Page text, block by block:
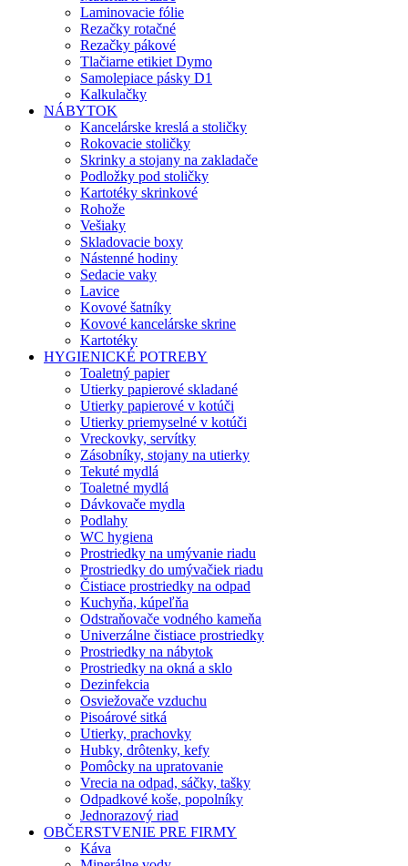
Laminovacie fólie
Rezačky rotačné
Rezačky pákové
Tlačiarne etikiet Dymo
Samolepiace pásky D1
Kalkulačky
NÁBYTOK
Kancelárske kreslá a stoličky
Rokovacie stoličky
Skrinky a stojany na zakladače
Podložky pod stoličky
Kartotéky skrinkové
Rohože
Vešiaky
Skladovacie boxy
Nástenné hodiny
Sedacie vaky
Lavice
Kovové šatníky
Kovové kancelárske skrine
Kartotéky
HYGIENICKÉ POTREBY
Toaletný papier
Utierky papierové skladané
Utierky papierové v kotúči
Utierky priemyselné v kotúči
Vreckovky, servítky
Zásobníky, stojany na utierky
Tekuté mydlá
Toaletné mydlá
Dávkovače mydla
Podlahy
WC hygiena
Prostriedky na umývanie riadu
Prostriedky do umývačiek riadu
Čistiace prostriedky na odpad
Kuchyňa, kúpeľňa
Odstraňovače vodného kameňa
Univerzálne čistiace prostriedky
Prostriedky na nábytok
Prostriedky na okná a sklo
Dezinfekcia
Osviežovače vzduchu
Pisoárové sitká
Utierky, prachovky
Hubky, drôtenky, kefy
Pomôcky na upratovanie
Vrecia na odpad, sáčky, tašky
Odpadkové koše, popolníky
Jednorazový riad
OBČERSTVENIE PRE FIRMY
Káva